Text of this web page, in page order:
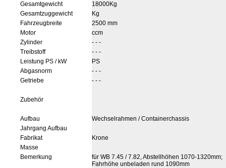
Gesamtgewicht
18000Kg
Gesamtzuggewicht
Kg
Fahrzeugbreite
2500 mm
Motor
ccm
Zylinder
- - -
Treibstoff
- - -
Leistung PS / kW
PS
Abgasnorm
- - -
Getriebe
- - -
Zubehör
Aufbau
Wechselrahmen / Containerchassis
Jahrgang Aufbau
Fabrikat
Krone
Masse
Bemerkung
für WB 7.45 / 7.82, Abstellhöhen 1070-1320mm;
Fahrhöhe unbeladen rund 1090mm